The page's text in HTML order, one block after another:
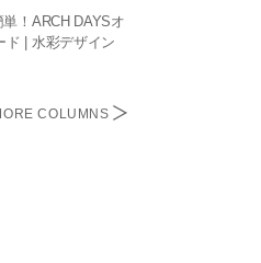
単！ARCH DAYSオ
ド | 水彩デザイン
COLUMNS